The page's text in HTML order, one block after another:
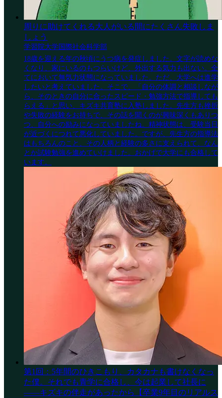
周りに助けてくれる大人がいる間にたくさん失敗しま
しょう
学習院大学国際社会科学部
18歳を迎える年の秋頃にうつ病を発症しました。文字が読めな
くなり、家にいるのもつらいけど、外出する気力も出ない。全
てにおいて無気力状態になっていました。ただ、大学へは進学
したいと考えていました。そこで、「自分の体調と相談しなが
ら、そのときの自分に合ったスピード・勉強方法で指導しても
らえる」と思い、キズキ共育塾に入塾しました。先生方も挫折
や失敗の経験をお持ちで、その話を聞くのが興味深くもありつ
つ、自分への励みになっていましたね。精神状態は、受験当日
が近づくにつれて悪化していました。ですが、先生方の指導法
はもちろんのこと、その人柄と経験の多さに支えられて、なん
とか試験勉強を進めていけました。おかげで大学にも合格して
います。
第1回：5年間のひきこもり、カタカナも書けなくなっ
た僕。それでも青学に合格し、今は起業して社長に
——キズキの伴走があったから【卒業9年目のリアルス